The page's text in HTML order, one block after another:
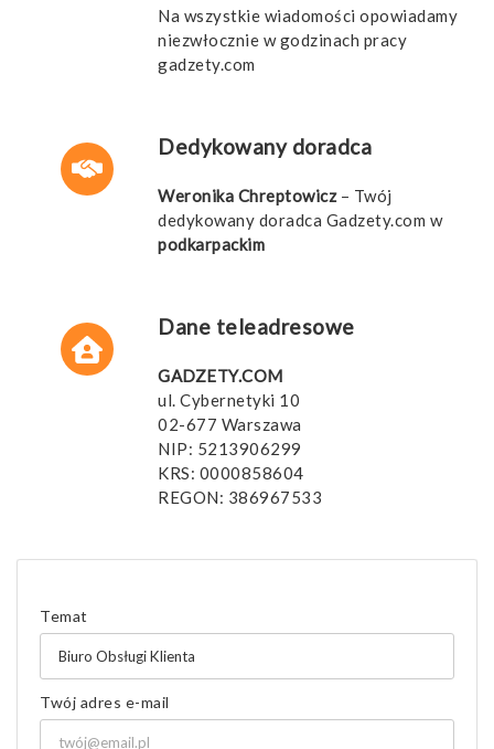
Na wszystkie wiadomości opowiadamy
niezwłocznie w godzinach pracy
gadzety.com
Dedykowany doradca
Weronika Chreptowicz– Twój
dedykowany doradca Gadzety.com w
podkarpackim
Dane teleadresowe
GADZETY.COM
ul. Cybernetyki 10
02-677 Warszawa
NIP: 5213906299
KRS: 0000858604
REGON: 386967533
Temat
Twój adres e-mail